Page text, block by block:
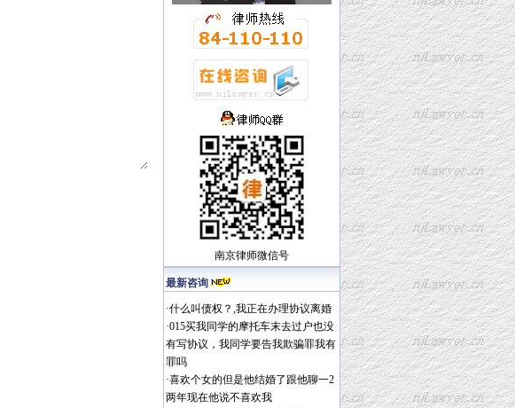
南京律师微信号
最新咨询
·什么叫债权？,我正在办理协议离婚
·015买我同学的摩托车末去过户也没
有写协议，我同学要告我欺骗罪我有
罪吗
·喜欢个女的但是他结婚了跟他聊一2
两年现在他说不喜欢我